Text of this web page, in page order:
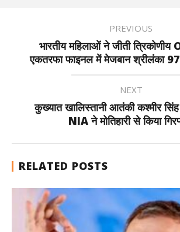
PREVIOUS
भारतीय महिलाओं ने जीती त्रिकोणीय
एकतरफा फाइनल में मेजबान श्रीलंका 97
NEXT
कुख्यात खालिस्तानी आतंकी कश्मीर
NIA ने मोतिहारी से किया
RELATED POSTS